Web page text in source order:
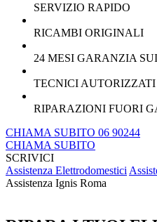
SERVIZIO RAPIDO
RICAMBI ORIGINALI
24 MESI GARANZIA
TECNICI AUTORIZZATI
RIPARAZIONI FUORI
CHIAMA SUBITO 06 90244
CHIAMA SUBITO
SCRIVICI
Assistenza Elettrodomestici
Assistenza Ignis Roma